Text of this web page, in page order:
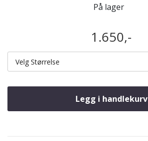
På lager
1.650,-
Velg Størrelse
Legg i handlekurv